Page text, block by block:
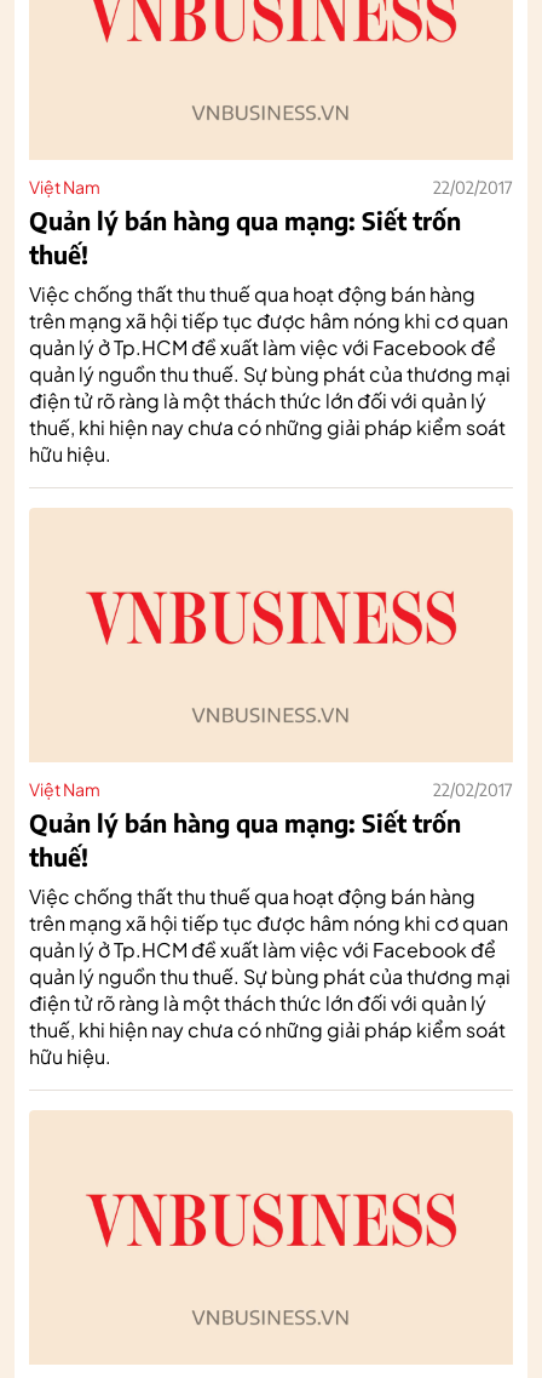
Việt Nam 22/02/2017
Quản lý bán hàng qua mạng: Siết trốn
thuế!
Việc chống thất thu thuế qua hoạt động bán hàng
trên mạng xã hội tiếp tục được hâm nóng khi cơ quan
quản lý ở Tp.HCM đề xuất làm việc với Facebook để
quản lý nguồn thu thuế. Sự bùng phát của thương mại
điện tử rõ ràng là một thách thức lớn đối với quản lý
thuế, khi hiện nay chưa có những giải pháp kiểm soát
hữu hiệu.
Việt Nam 22/02/2017
Quản lý bán hàng qua mạng: Siết trốn
thuế!
Việc chống thất thu thuế qua hoạt động bán hàng
trên mạng xã hội tiếp tục được hâm nóng khi cơ quan
quản lý ở Tp.HCM đề xuất làm việc với Facebook để
quản lý nguồn thu thuế. Sự bùng phát của thương mại
điện tử rõ ràng là một thách thức lớn đối với quản lý
thuế, khi hiện nay chưa có những giải pháp kiểm soát
hữu hiệu.